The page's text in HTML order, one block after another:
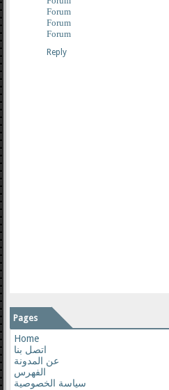
Forum
Forum
Forum
Reply
Pages
Home
اتصل بنا
عن المدونة
الفهرس
سياسة الخصوصية